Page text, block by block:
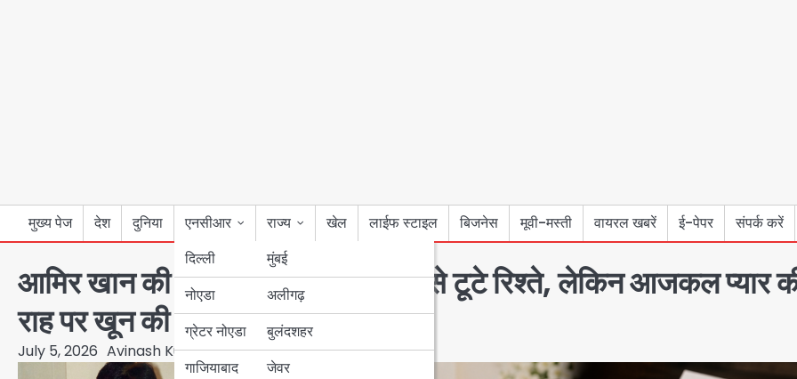
मुख्य पेज देश दुनिया
एनसीआर
दिल्ली
नोएडा
ग्रेटर नोएडा
गाजियाबाद
राज्य
मुंबई
उत्तर प्रदेश
अलीगढ़
बुलंदशहर
जेवर
बिहार
पंजाब
खेल लाईफ स्टाइल बिजनेस मूवी-मस्ती वायरल खबरें ई-पेपर संपर्क करें
आमिर खान की तीसरी शादी, अमन-चैन से टूटे रिश्ते, लेकिन आजकल प्यार
राह पर खून की नदियां क्यों?
July 5, 2026 Avinash Kumar